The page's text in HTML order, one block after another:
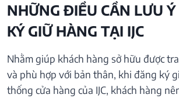
NHỮNG ĐIỀU CẦN LƯU
KÝ GIỮ HÀNG TẠI IJC
Nhằm giúp khách hàng sở hữu được
và phù hợp với bản thân, khi đăng ký
thống cửa hàng của IJC, khách hàng